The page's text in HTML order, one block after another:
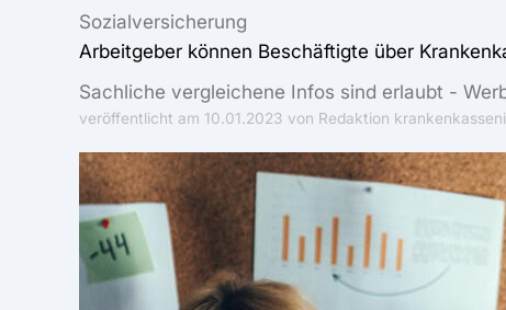
Sozialversicherung
Arbeitgeber können Beschäftigte über
Sachliche vergleichene Infos sind erlaubt -
veröffentlicht am 10.01.2023 von Redaktion